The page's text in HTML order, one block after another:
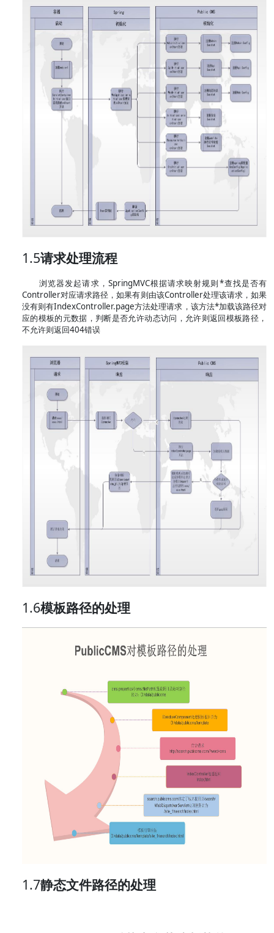
1.5请求处理流程
浏览器发起请求，SpringMVC根据请求映射规则*查找是否有
Controller对应请求路径，如果有则由该Controller处理该请求，如果
没有则有IndexController.page方法处理请求，该方法*加载该路径对
应的模板的元数据，判断是否允许动态访问，允许则返回模板路径，
不允许则返回404错误
1.6模板路径的处理
1.7静态文件路径的处理